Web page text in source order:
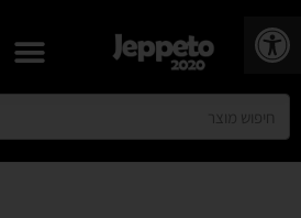
פתח סרגל נגישות